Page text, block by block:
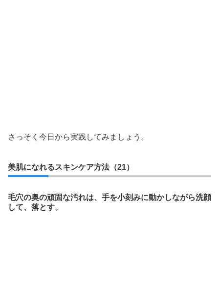
さっそく今日から実践してみましょう。
美肌になれるスキンケア方法（21）
毛穴の奥の頑固な汚れは、手を小刻みに動かしながら洗顔
して、落とす。